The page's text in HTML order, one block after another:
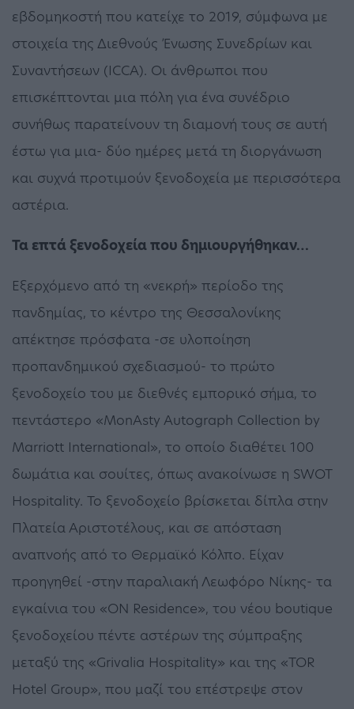
εβδομηκοστή που κατείχε το 2019, σύμφωνα με
στοιχεία της Διεθνούς Ένωσης Συνεδρίων και
Συναντήσεων (ICCA). Οι άνθρωποι που
επισκέπτονται μια πόλη για ένα συνέδριο
συνήθως παρατείνουν τη διαμονή τους σε αυτή
έστω για μια- δύο ημέρες μετά τη διοργάνωση
και συχνά προτιμούν ξενοδοχεία με περισσότερα
αστέρια.
Τα επτά ξενοδοχεία που δημιουργήθηκαν…
Εξερχόμενο από τη «νεκρή» περίοδο της
πανδημίας, το κέντρο της Θεσσαλονίκης
απέκτησε πρόσφατα -σε υλοποίηση
προπανδημικού σχεδιασμού- το πρώτο
ξενοδοχείο του με διεθνές εμπορικό σήμα, το
πεντάστερο «MonAsty Autograph Collection by
Marriott International», το οποίο διαθέτει 100
δωμάτια και σουίτες, όπως ανακοίνωσε η SWOT
Hospitality. Το ξενοδοχείο βρίσκεται δίπλα στην
Πλατεία Αριστοτέλους, και σε απόσταση
αναπνοής από το Θερμαϊκό Κόλπο. Είχαν
προηγηθεί -στην παραλιακή Λεωφόρο Νίκης- τα
εγκαίνια του «ΟΝ Residence», του νέου boutique
ξενοδοχείου πέντε αστέρων της σύμπραξης
μεταξύ της «Grivalia Hospitality» και της «TOR
Hotel Group», που μαζί του επέστρεψε στον